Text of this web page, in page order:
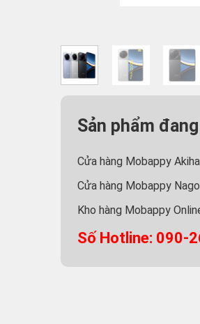
Sản phẩm
Cửa hàng Mobappy
Cửa hàng Mobappy
Kho hàng Mobappy
Số Hotline: 090-